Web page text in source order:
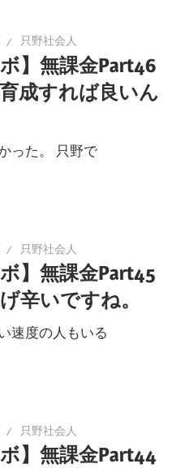
只野社会人
ボ】無課金Part46
成すれば良いん
った。 只野で
只野社会人
ボ】無課金Part45
辛いですね。
速度の人もいる
只野社会人
ボ】無課金Part44